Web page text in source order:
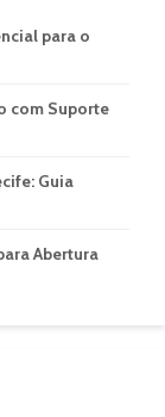
para o
com Suporte
Guia
Abertura